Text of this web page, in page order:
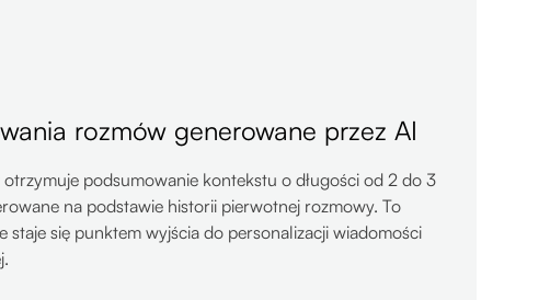
rozmów generowane przez AI
podsumowanie kontekstu o długości od 2 do 3
na podstawie historii pierwotnej rozmowy. To
staje się punktem wyjścia do personalizacji wiadomości